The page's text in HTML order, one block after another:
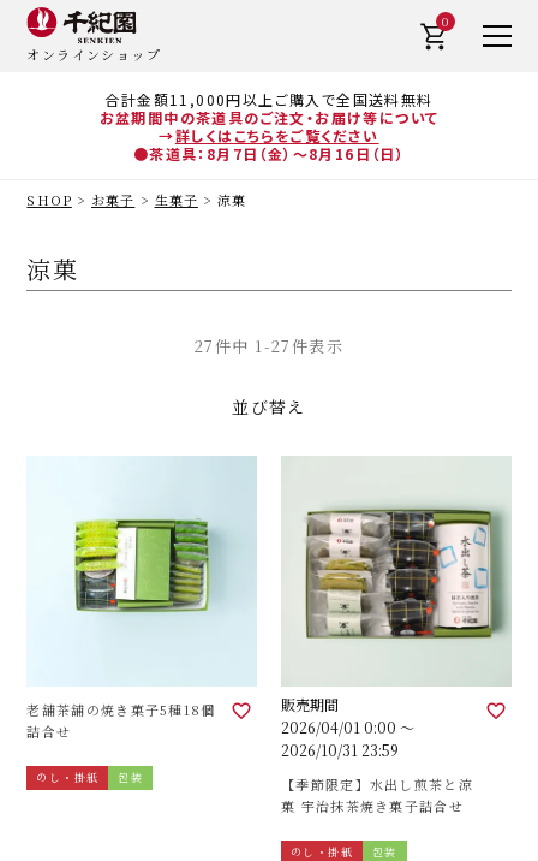
合計金額11,000円以上ご購入で全国送料無料
お盆期間中の茶道具のご注文・お届け等について
→詳しくはこちらをご覧ください
●茶道具：8月7日（金）～8月16日（日）
オンラインショップ
0
SHOP お菓子 生菓子 涼菓
涼菓
並び替え
27件中 1-27件表示
老舗茶舗の焼き菓子5種18個
詰合せ
のし・掛紙 包装
販売期間
2026/04/01 0:00 〜
2026/10/31 23:59
【季節限定】水出し煎茶と涼
菓 宇治抹茶焼き菓子詰合せ
のし・掛紙 包装